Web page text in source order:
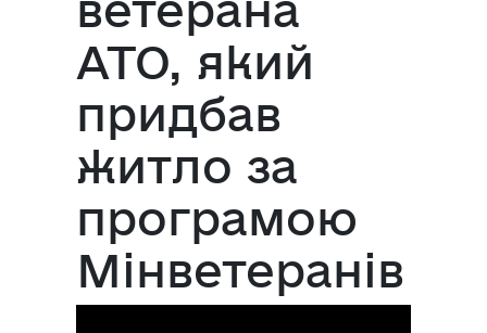
АТО, який
придбав
житло за
програмою
Мінветеранів